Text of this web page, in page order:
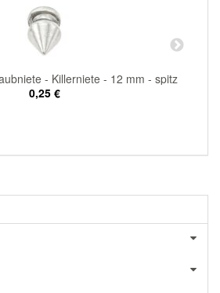
- Killerniete - 12 mm - spitz
0,25 €